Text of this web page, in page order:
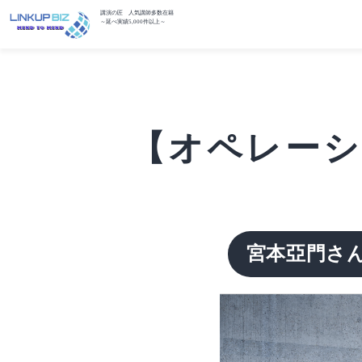
講演の匠 人気講師多数在籍
～延べ実績5,000件以上～
【オペレー
宮本亞門さ